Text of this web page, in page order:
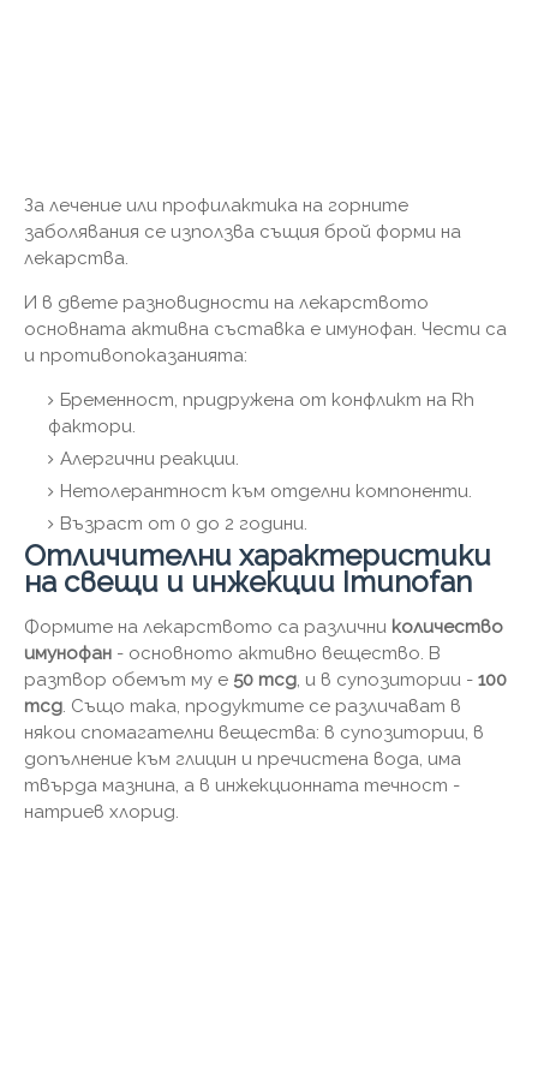
За лечение или профилактика на горните
заболявания се използва същия брой форми на
лекарства.
И в двете разновидности на лекарството
основната активна съставка е имунофан. Чести са
и противопоказанията:
Бременност, придружена от конфликт на Rh
фактори.
Алергични реакции.
Нетолерантност към отделни компоненти.
Възраст от 0 до 2 години.
Отличителни характеристики
на свещи и инжекции Imunofan
Формите на лекарството са различни количество
имунофан - основното активно вещество. В
разтвор обемът му е 50 mcg, и в супозитории - 100
mcg. Също така, продуктите се различават в
някои спомагателни вещества: в супозитории, в
допълнение към глицин и пречистена вода, има
твърда мазнина, а в инжекционната течност -
натриев хлорид.